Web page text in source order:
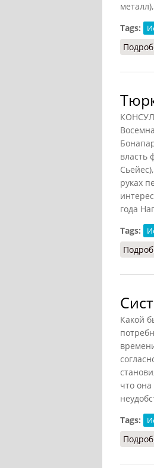
Tags:
власть
руках
года
Tags:
Какой
что
Tags: